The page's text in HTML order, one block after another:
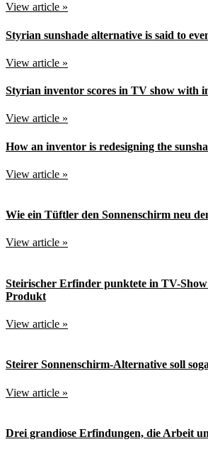
View article »
Styrian sunshade alternative is said to
View article »
Styrian inventor scores in TV show with
View article »
How an inventor is redesigning the
View article »
Wie ein Tüftler den Sonnenschirm neu
View article »
Steirischer Erfinder punktete in TV-
Produkt
View article »
Steirer Sonnenschirm-Alternative soll
View article »
Drei grandiose Erfindungen, die Arbeit